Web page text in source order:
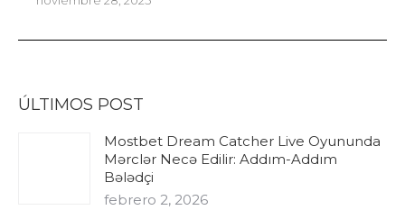
ÚLTIMOS POST
Mostbet Dream Catcher Live Oyununda
Mərclər Necə Edilir: Addım-Addım
Bələdçi
febrero 2, 2026